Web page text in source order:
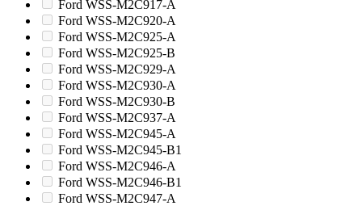
Ford WSS-M2C917-A
Ford WSS-M2C920-A
Ford WSS-M2C925-A
Ford WSS-M2C925-B
Ford WSS-M2C929-A
Ford WSS-M2C930-A
Ford WSS-M2C930-B
Ford WSS-M2C937-A
Ford WSS-M2C945-A
Ford WSS-M2C945-B1
Ford WSS-M2C946-A
Ford WSS-M2C946-B1
Ford WSS-M2C947-A